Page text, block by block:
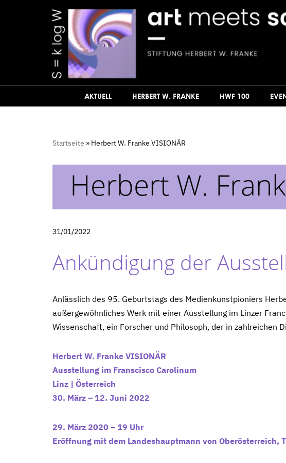
AKTUELL HERBERT W. FRANKE HWF 100
Startseite » Herbert W. Franke VISIONÄR
Herbert W.
31/01/2022
Ankündigung der
Anlässlich des 95. Geburtstags des Medienkunstpioniers
außergewöhnliches Werk mit einer Ausstellung im Linzer
Wissenschaft, ein Forscher und Philosoph, der in zahlreichen
Herbert W. Franke VISIONÄR
Ausstellung im Franscisco Carolinum
Linz | Österreich
30. März – 12. Juni 2022
29. März 2020 – 19 Uhr
Eröffnung mit dem Landeshauptmann von Oberösterreich,